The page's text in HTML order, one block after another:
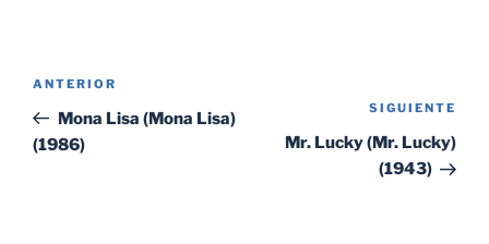
entradas
Entrada
anterior:
ANTERIOR
Mona Lisa (Mona Lisa)
(1986)
SIGUIENTE
Mr. Lucky (Mr. Lucky)
(1943)